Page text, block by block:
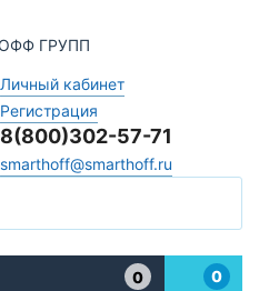
Личный кабинет
Регистрация
8(800)302-57-71
smarthoff@smarthoff.ru
0
0